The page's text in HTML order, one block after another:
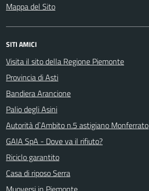
Mappa del Sito
SITI AMICI
Visita il sito della Regione Piemonte
Provincia di Asti
Bandiera Arancione
Palio degli Asini
Autorità d`Ambito n.5 astigiano Monferrato
GAIA SpA - Dove va il rifiuto?
Riciclo garantito
Casa di riposo Serra